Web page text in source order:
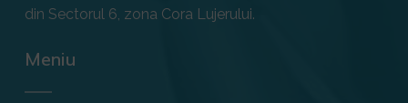
din Sectorul 6, zona Cora Lujerului.
Meniu